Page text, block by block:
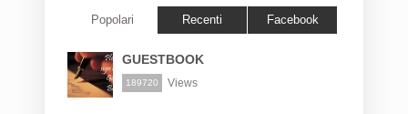
Popolari Recenti Facebook
GUESTBOOK
189720 Views